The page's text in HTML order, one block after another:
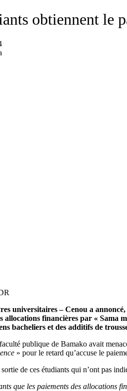
obtiennent le
universitaires – Cenou a
financières par « Sama
bacheliers et des additifs de
publique de Bamako avait
» pour le retard qu’accuse le
de ces étudiants qui n’ont pas
que les paiements des allocations